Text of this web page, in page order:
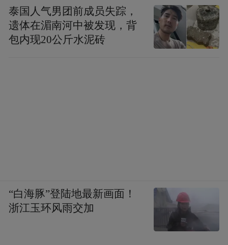
泰国人气男团前成员失踪，
遗体在湄南河中被发现，背
包内现20公斤水泥砖
“白海豚”登陆地最新画面！
浙江玉环风雨交加